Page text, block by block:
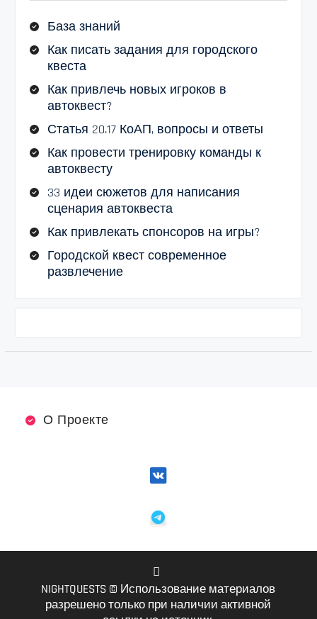
База знаний
Как писать задания для городского
квеста
Как привлечь новых игроков в
автоквест?
Статья 20.17 КоАП, вопросы и ответы
Как провести тренировку команды к
автоквесту
33 идеи сюжетов для написания
сценария автоквеста
Как привлекать спонсоров на игры?
Городской квест современное
развлечение
О Проекте
VK
NIGHTQUESTS © Использование материалов
разрешено только при наличии активной